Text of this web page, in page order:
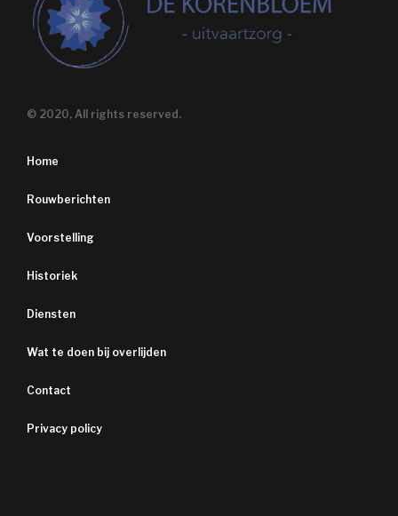
© 2020, All rights reserved.
Home
Rouwberichten
Voorstelling
Historiek
Diensten
Wat te doen bij overlijden
Contact
Privacy policy